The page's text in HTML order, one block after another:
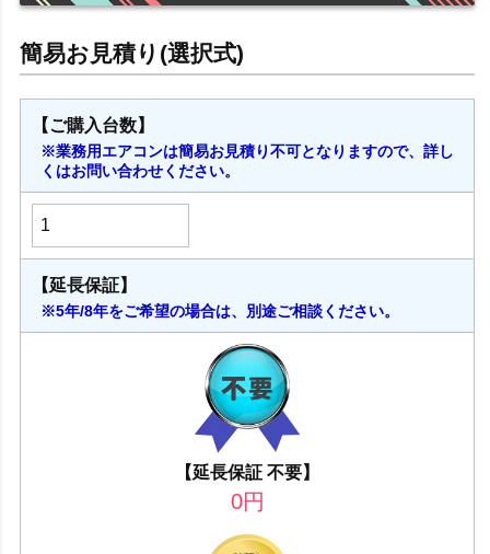
【ご購入台数】
※業務用エアコンは簡易お見積り不可となりますので、詳し
くはお問い合わせください。
【延長保証】
※5年/8年をご希望の場合は、別途ご相談ください。
【延長保証 不要】
0円